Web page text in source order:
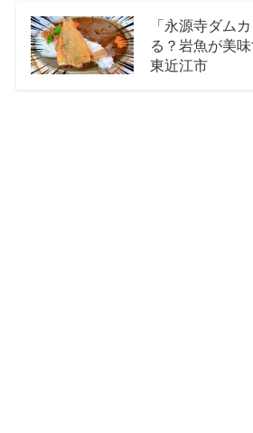
「永源寺ダム
る？岩魚が美
東近江市